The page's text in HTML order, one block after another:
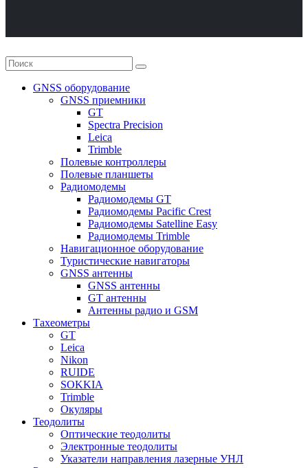
GNSS оборудование
GNSS приемники
GT
Spectra Precision
Leica
Trimble
Полевые контроллеры
Полевые планшеты
Радиомодемы
Радиомодемы GT
Радиомодемы Pacific Crest
Радиомодемы Satelline Easy
Радиомодемы Trimble
Навигационное оборудование
Туристические навигаторы
GNSS антенны
GNSS антенны
GT антенны
Антенны радио и GSM
Тахеометры
GT
Leica
Nikon
RUIDE
SOKKIA
Trimble
Окуляры
Теодолиты
Оптические теодолиты
Электронные теодолиты
Указатели направления лазерные УНЛ